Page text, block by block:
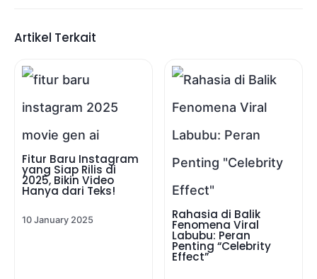
Artikel Terkait
Fitur Baru Instagram
yang Siap Rilis di
2025, Bikin Video
Hanya dari Teks!
10 January 2025 Rahasia di Balik
Fenomena Viral
Labubu: Peran
Penting “Celebrity
Effect”